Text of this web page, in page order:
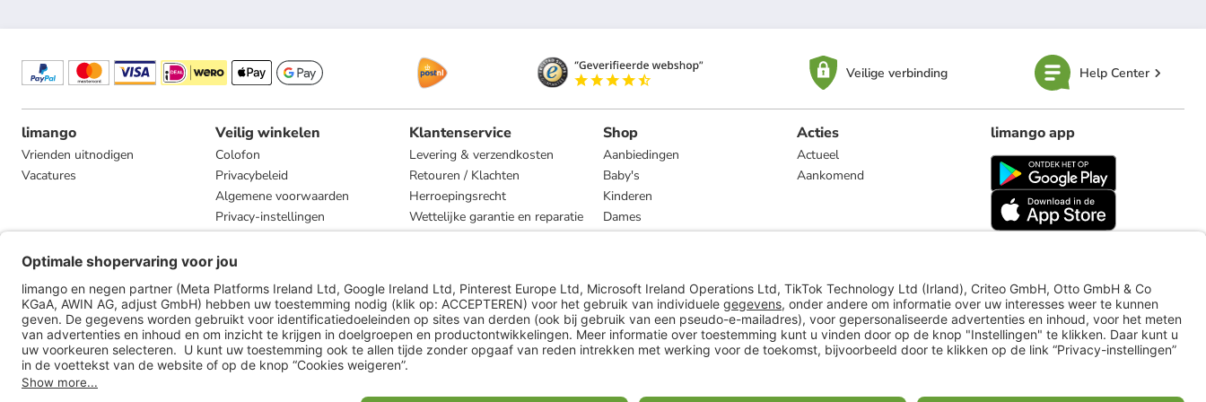
Veilige verbinding Help Center
limango
Vrienden uitnodigen
Vacatures
Veilig winkelen
Colofon
Privacybeleid
Algemene voorwaarden
Privacy-instellingen
Compliance
Klantenservice
Levering & verzendkosten
Retouren / Klachten
Herroepingsrecht
Wettelijke garantie en reparatie
Shop
Aanbiedingen
Baby's
Kinderen
Dames
Heren
Acties
Actueel
Aankomend
limango app
limango.de limango.pl
** Alle prijsopgaven zijn inclusief belasting en exclusief verzendkosten